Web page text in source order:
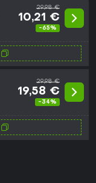
29,98 €
10,21 €
-65%
29,98 €
19,58 €
-34%